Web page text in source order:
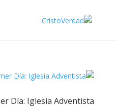
Día: Iglesia Adventista